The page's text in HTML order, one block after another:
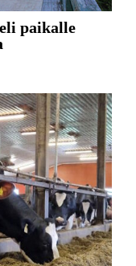
paikalle